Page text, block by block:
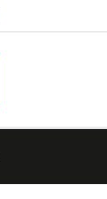
işletmelere